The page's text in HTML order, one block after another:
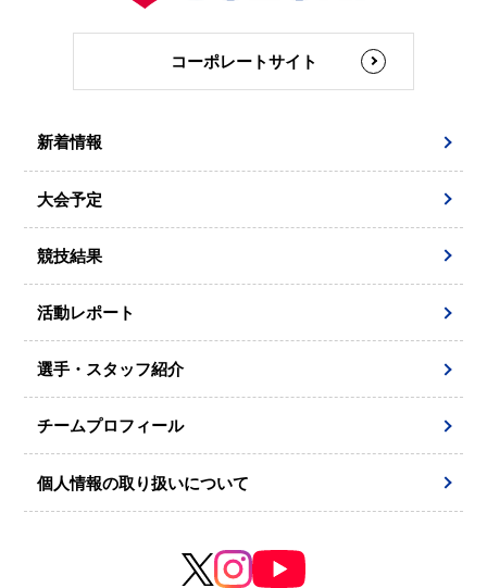
コーポレートサイト
新着情報
大会予定
競技結果
活動レポート
選手・スタッフ紹介
チームプロフィール
個人情報の取り扱いについて